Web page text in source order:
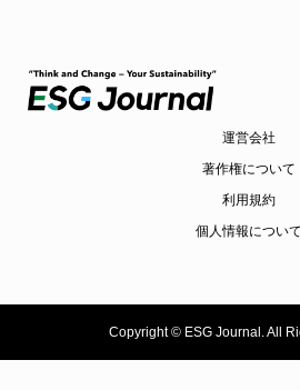
運営会社
著作権について
利用規約
個人情報について
Copyright ©ESG Journal. All